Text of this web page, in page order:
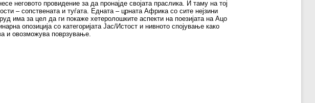
неговото провидение за да пронајде својата праслика. И таму на тој
– сопствената и туѓата. Едната – црната Африка со сите нејзини
има за цел да ги покаже хетеролошките аспекти на поезијата на Ацо
опозиција со категоријата Јас/Истост и нивното спојување како
и овозможува поврзување.